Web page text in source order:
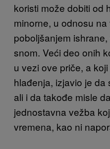
koristi može dobiti od
minorne, u odnosu
poboljšanjem
snom. Veći deo onih
u vezi ove priče, a
hlađenja, izjavio je
ali i da takođe misle
jednostavna vežba
vremena, kao ni